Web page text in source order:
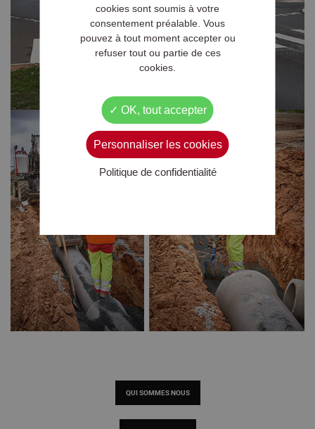
QUI SOMMES NOUS
cookies sont soumis à votre
consentement préalable. Vous
pouvez à tout moment accepter ou
refuser tout ou partie de ces
cookies.
OK, tout accepter
Personnaliser les cookies
Politique de confidentialité